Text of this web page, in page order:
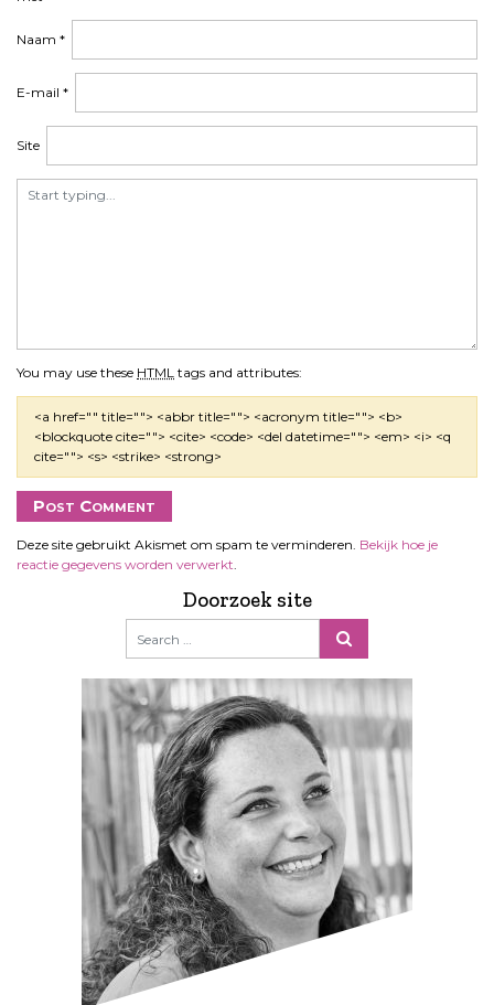
You may use these HTML tags and attributes:
<a href="" title=""> <abbr title=""> <acronym title=""> <b>
<blockquote cite=""> <cite> <code> <del datetime=""> <em> <i> <q
cite=""> <s> <strike> <strong>
Naam *
E-mail *
Site
Deze site gebruikt Akismet om spam te verminderen. Bekijk hoe je
reactie gegevens worden verwerkt.
Doorzoek site